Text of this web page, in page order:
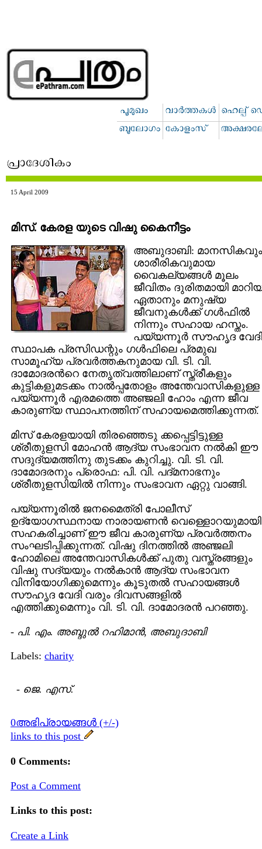
15 April 2009
മിസ്. കേരള യുടെ വിഷു കൈനീട്ടം
അബുദാബി: മാനസികവും
ശാരീരികവുമായ
വൈകല്യങ്ങള്‍ മൂലം
ജീവിതം ദുരിതമായി
ഏതാനും മനുഷ്യ
ജീവനുകള്‍ക്ക് ഗള്‍ഫില്‍
നിന്നും സഹായ ഹസ്തം.
പയ്യന്നൂര്‍ സൗഹൃദ വേദി
സ്ഥാപക പ്രസിഡന്റും ഗള്‍ഫിലെ പ്രമുഖ
സാമൂഹ്യ പ്രവര്‍ത്തകനുമായ വി. ടി. വി.
ദാമോദരന്‍റെ നേതൃത്വത്തിലാണ് സ്ത്രീകളും
കുട്ടികളുമടക്കം നാല്‍പ്പതോളം അന്തേവാസികളുള്ള
പയ്യന്നൂര്‍ എരമത്തെ അഞ്ജലി ഹോം എന്ന ജീവ
കാരുണ്യ സ്ഥാപനത്തിന് സഹായമെത്തിക്കുന്നത്.
മിസ് കേരളയായി തിരഞ്ഞെടു ക്കപ്പെട്ടിട്ടുള്ള
ശ്രീതുളസി മോഹന്‍ ആദ്യ സംഭാവന നല്‍കി ഈ
സദുദ്യമത്തിനു തുടക്കം കുറിച്ചു. വി. ടി. വി.
ദാമോദരനും പ്രൊഫ: പി. വി. പദ്മനാഭനും
ശ്രീതുളസിയില്‍ നിന്നും സംഭാവന ഏറ്റു വാങ്ങി.
പയ്യന്നൂരില്‍ ജനമൈത്രി പോലീസ്
ഉദ്യോഗസ്ഥനായ നാരായണന്‍ വെള്ളൊറയുമായി
സഹകരിച്ചാണ് ഈ ജീവ കാരുണ്യ പ്രവര്‍ത്തനം
സംഘടിപ്പിക്കുന്നത്. വിഷു ദിനത്തില്‍ അഞ്ജലി
ഹോമിലെ അന്തേവാസികള്‍ക്ക് പുതു വസ്ത്രങ്ങളും
വിഷു സദ്യയും നല്‍കാന്‍ ആദ്യ സംഭാവന
വിനിയോഗിക്കുമെന്നും കൂടുതല്‍ സഹായങ്ങള്‍
സൗഹൃദ വേദി വരും ദിവസങ്ങളില്‍
എത്തിക്കുമെന്നും വി. ടി. വി. ദാമോദരന്‍ പറഞ്ഞു.
- പി. എം. അബ്ദുല്‍ റഹിമാന്‍, അബുദാബി
Labels: charity
- ജെ. എസ്.
0അഭിപ്രായങ്ങള്‍ (+/-)
links to this post
0 Comments:
Post a Comment
Links to this post:
Create a Link